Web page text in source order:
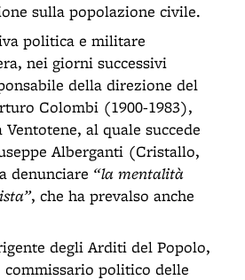
sulla popolazione civile.
politica e militare
nei giorni successivi
della direzione del
Colombi (1900-1983),
al quale succede
Alberganti (Cristallo,
denunciare “la mentalità
, che ha prevalso anche
degli Arditi del Popolo,
politico delle